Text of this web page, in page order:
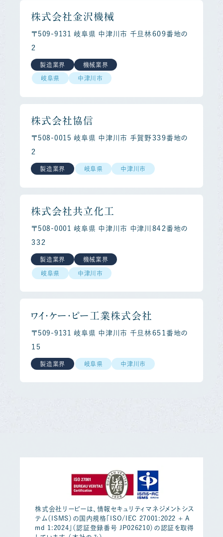
株式会社金沢機械
〒509-9131 岐阜県 中津川市 千旦林６０９番地の
２
製造業界 機械業界
岐阜県 中津川市
株式会社協信
〒508-0015 岐阜県 中津川市 手賀野３３９番地の
２
製造業界 岐阜県 中津川市
株式会社共立化工
〒508-0001 岐阜県 中津川市 中津川８４２番地の
３３２
製造業界 機械業界
岐阜県 中津川市
ワイ・ケー・ピー工業株式会社
〒509-9131 岐阜県 中津川市 千旦林６５１番地の
１５
製造業界 岐阜県 中津川市
株式会社リーピーは、情報セキュリティマネジメントシス
テム（ISMS）の国内規格「ISO/IEC 27001:2022 + A
md 1:2024」（認証登録番号 JP026210）の認証を取得